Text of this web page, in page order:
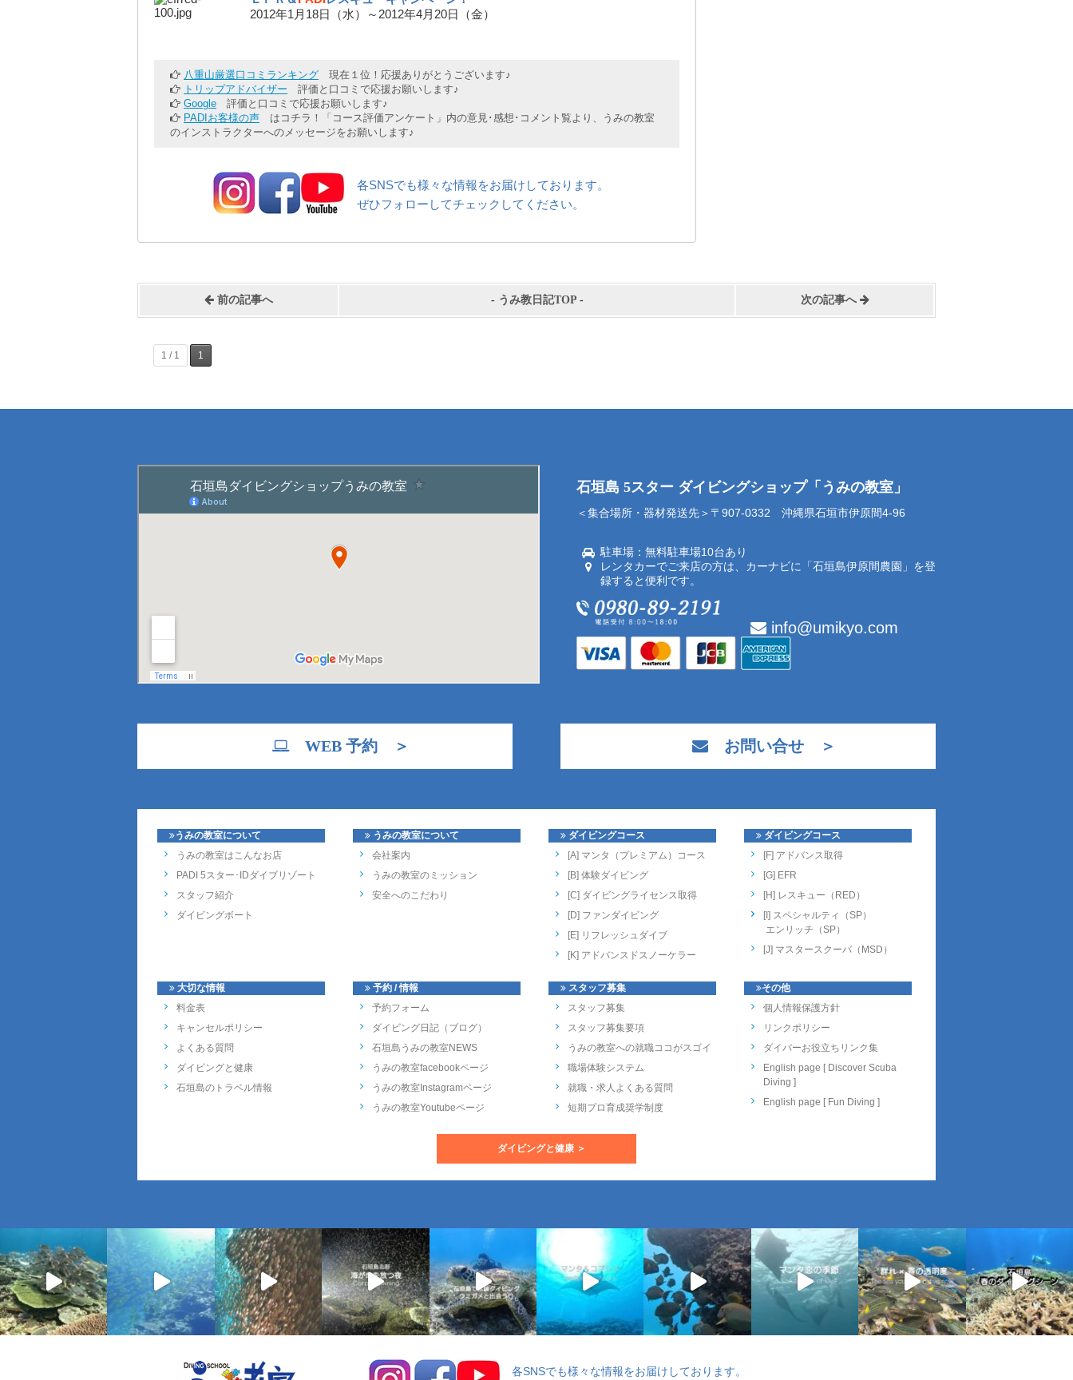
2012年1月18日（水）～2012年4月20日（金）
八重山厳選口コミランキング 現在１位！応援ありがとうございます♪
トリップアドバイザー 評価と口コミで応援お願いします♪
Google 評価と口コミで応援お願いします♪
PADIお客様の声 はコチラ！「コース評価アンケート」内の意見･感想･コメント覧より、うみの教室
のインストラクターへのメッセージをお願いします♪
各SNSでも様々な情報をお届けしております。
ぜひフォローしてチェックしてください。
前の記事へ - うみ教日記TOP- 次の記事へ
1 / 1 1
石垣島 5スター ダイビングショップ「うみの教室」
＜集合場所・器材発送先＞〒907-0332 沖縄県石垣市伊原間4-96
駐車場：無料駐車場10台あり
レンタカーでご来店の方は、カーナビに「石垣島伊原間農園」を登
録すると便利です。
info@umikyo.com
WEB 予約 ＞ お問い合せ ＞
うみの教室について
うみの教室はこんなお店
PADI 5スター･IDダイブリゾート
スタッフ紹介
ダイビングボート
大切な情報
料金表
キャンセルポリシー
よくある質問
ダイビングと健康
石垣島のトラベル情報
うみの教室について
会社案内
うみの教室のミッション
安全へのこだわり
予約 / 情報
予約フォーム
ダイビング日記（ブログ）
石垣島うみの教室NEWS
うみの教室facebookページ
うみの教室Instagramページ
うみの教室Youtubeページ
ダイビングコース
[A] マンタ（プレミアム）コース
[B] 体験ダイビング
[C] ダイビングライセンス取得
[D] ファンダイビング
[E] リフレッシュダイブ
[K] アドバンスドスノーケラー
スタッフ募集
スタッフ募集
スタッフ募集要項
うみの教室への就職ココがスゴイ
職場体験システム
就職・求人よくある質問
短期プロ育成奨学制度
ダイビングコース
[F] アドバンス取得
[G] EFR
[H] レスキュー（RED）
[I] スペシャルティ（SP）
エンリッチ（SP）
[J] マスタースクーバ（MSD）
その他
個人情報保護方針
リンクポリシー
ダイバーお役立ちリンク集
English page [ Discover Scuba
Diving ]
English page [ Fun Diving ]
ダイビングと健康 ＞
各SNSでも様々な情報をお届けしております。